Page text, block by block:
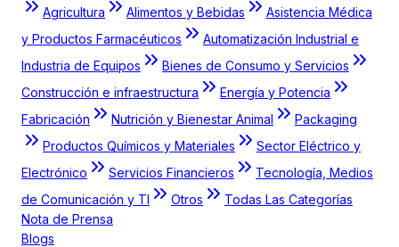
Agricultura Alimentos y Bebidas
Asistencia Médica
y Productos Farmacéuticos
Automatización Industrial e
Industria de Equipos
Bienes de Consumo y Servicios
Construcción e infraestructura
Energía y Potencia
Fabricación
Nutrición y Bienestar Animal
Packaging
Productos Químicos y Materiales
Sector Eléctrico y
Electrónico
Servicios Financieros
Tecnología, Medios
de Comunicación y TI
Otros
Todas Las Categorías
Nota de Prensa
Blogs